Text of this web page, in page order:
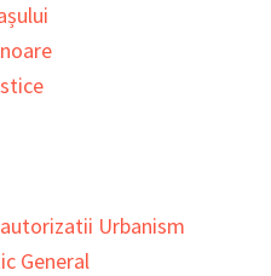
Urbanism
General